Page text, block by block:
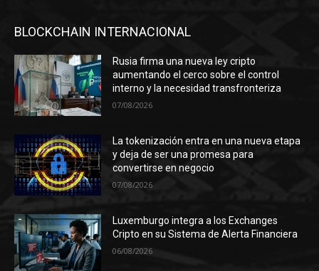
BLOCKCHAIN INTERNACIONAL
Rusia firma una nueva ley cripto
aumentando el cerco sobre el control
interno y la necesidad transfronteriza
07/08/2026
La tokenización entra en una nueva etapa
y deja de ser una promesa para
convertirse en negocio
07/08/2026
Luxemburgo integra a los Exchanges
Cripto en su Sistema de Alerta Financiera
06/08/2026